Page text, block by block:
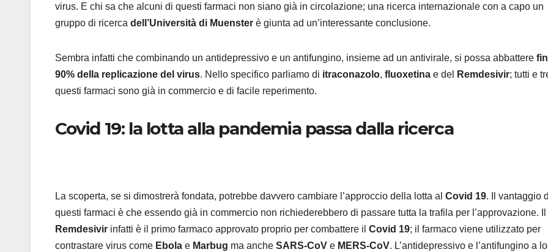
virus. E chi sa che alcuni di questi farmaci non siano già in circolazione; una ricerca internazionale con a capo un
gruppo di ricerca dell’Università di Muenster è giunta ad un’interessante conclusione.
Sembra infatti che combinando un antidepressivo e un antifungino, insieme ad un antivirale, si possa abbattere
90% della replicazione del virus. Nello specifico parliamo di itraconazolo, fluoxetina e del Remdesivir; tutti e
questi farmaci sono già in commercio e di facile reperimento.
Covid 19: la lotta alla pandemia passa dalla ricerca
La scoperta, se si dimostrerà fondata, potrebbe davvero cambiare l’approccio della lotta al Covid 19. Il vantaggio
questi farmaci è che essendo già in commercio non richiederebbero di passare tutta la trafila per l’approvazione. Il
Remdesivir infatti è il primo farmaco approvato proprio per combattere il Covid 19; il farmaco viene utilizzato per
contrastare virus come Ebola e Marbug ma anche SARS-CoV e MERS-CoV. L’antidepressivo e l’antifungino a
Torino
novità